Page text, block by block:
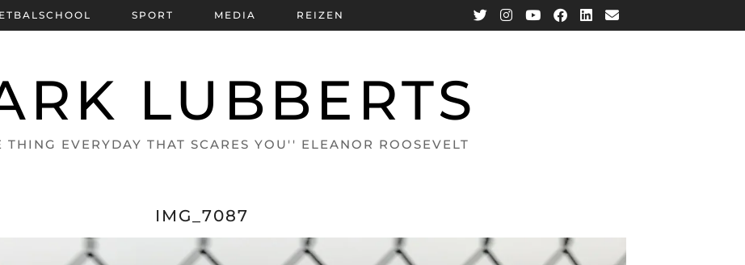
LUBBERTS
THING EVERYDAY THAT SCARES YOU'' ELEANOR ROOSEVELT
SPORT MEDIA REIZEN
IMG_7087